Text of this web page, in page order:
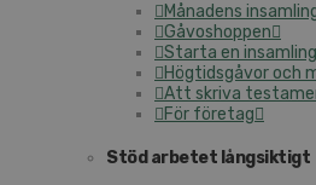
Månadens
Gåvoshoppen
Starta en insamling
Högtidsgåvor och
Att skriva
För företag
Stöd arbetet långsiktigt